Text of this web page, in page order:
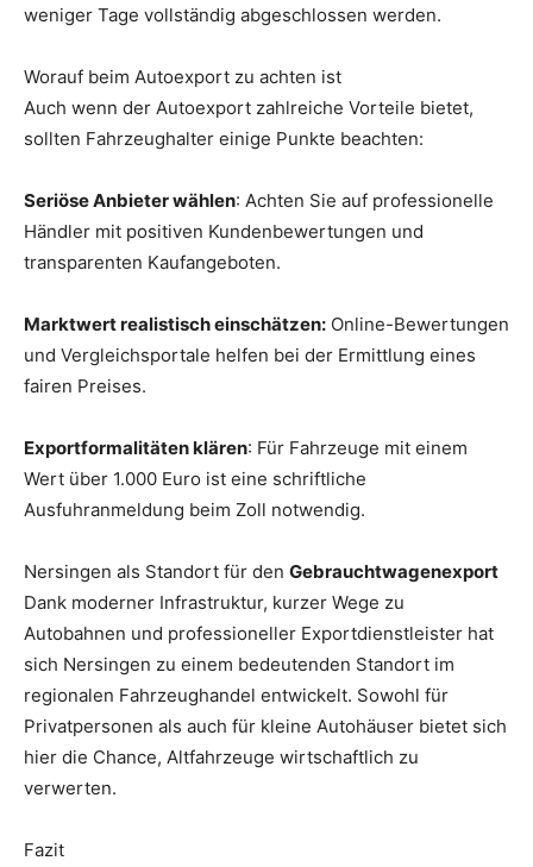
weniger Tage vollständig abgeschlossen werden.
Worauf beim Autoexport zu achten ist
Auch wenn der Autoexport zahlreiche Vorteile bietet,
sollten Fahrzeughalter einige Punkte beachten:
Seriöse Anbieter wählen: Achten Sie auf professionelle
Händler mit positiven Kundenbewertungen und
transparenten Kaufangeboten.
Marktwert realistisch einschätzen: Online-Bewertungen
und Vergleichsportale helfen bei der Ermittlung eines
fairen Preises.
Exportformalitäten klären: Für Fahrzeuge mit einem
Wert über 1.000 Euro ist eine schriftliche
Ausfuhranmeldung beim Zoll notwendig.
Nersingen als Standort für den Gebrauchtwagenexport
Dank moderner Infrastruktur, kurzer Wege zu
Autobahnen und professioneller Exportdienstleister hat
sich Nersingen zu einem bedeutenden Standort im
regionalen Fahrzeughandel entwickelt. Sowohl für
Privatpersonen als auch für kleine Autohäuser bietet sich
hier die Chance, Altfahrzeuge wirtschaftlich zu
verwerten.
Fazit